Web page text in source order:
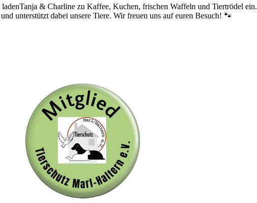
ladenTanja & Charline zu Kaffee, Kuchen, frischen Waffeln und Tiertrödel ein.
unterstützt dabei unsere Tiere. Wir freuen uns auf euren Besuch! 🐾